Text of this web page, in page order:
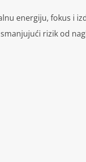
energiju, fokus i
rizik od